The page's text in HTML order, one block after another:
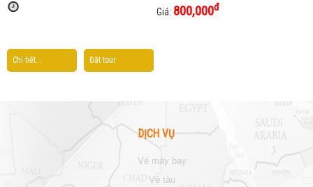
Giá: 800,000đ
Chi tiết... Đặt tour
DỊCH VỤ
vé máy bay
vé tàu